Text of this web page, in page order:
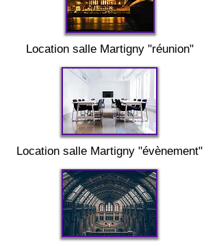
Location salle Martigny "réunion"
Location salle Martigny "évènement"